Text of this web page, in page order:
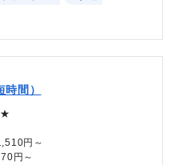
間）
★
円～
円～